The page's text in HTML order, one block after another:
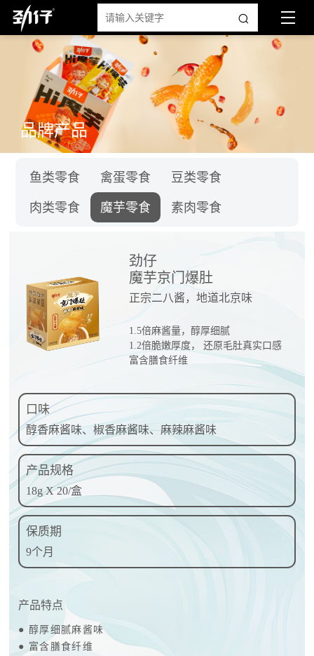
品牌产品
鱼类零食 禽蛋零食 豆类零食
肉类零食 魔芋零食 素肉零食
劲仔
魔芋京门爆肚
正宗二八酱，地道北京味
1.5倍麻酱量，醇厚细腻
1.2倍脆嫩厚度， 还原毛肚真实口感
富含膳食纤维
口味
醇香麻酱味、椒香麻酱味、麻辣麻酱味
产品规格
18g X 20/盒
保质期
9个月
产品特点
● 醇厚细腻麻酱味
● 富含膳食纤维